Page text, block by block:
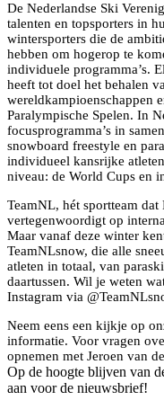
De Nederlandse Ski
talenten en topsporters in
wintersporters die de
hebben om hogerop te
individuele programma’s.
heeft tot doel het behalen
wereldkampioenschappen
Paralympische Spelen. In
focusprogramma’s in
snowboard freestyle en
individueel kansrijke
niveau: de World Cups en
TeamNL, hét sportteam
vertegenwoordigt op
Maar vanaf deze winter
TeamNLsnow, die alle
atleten in totaal, van
daartussen. Wil je weten
Instagram via
Neem eens een kijkje op
informatie. Voor vragen
opnemen met Jeroen van
Op de hoogte blijven van
aan voor de nieuwsbrief!